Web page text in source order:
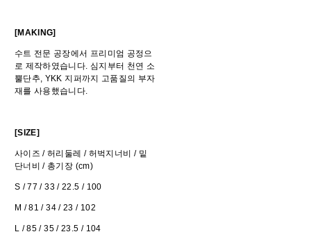
[MAKING]
수트 전문 공장에서 프리미엄 공정으
로 제작하였습니다. 심지부터 천연 소
뿔단추, YKK 지퍼까지 고품질의 부자
재를 사용했습니다.
[SIZE]
사이즈 / 허리둘레 / 허벅지너비 / 밑
단너비 / 총기장 (cm)
S / 77 / 33 / 22.5 / 100
M / 81 / 34 / 23 / 102
L / 85 / 35 / 23.5 / 104